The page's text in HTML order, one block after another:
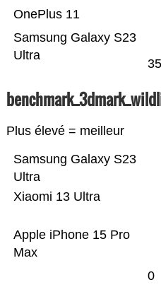
Samsung Galaxy S23
Ultra
OnePlus 11
Plus élevé = meilleur
Apple iPhone 15 Pro
Max
Xiaomi 13 Ultra
Samsung Galaxy S23
Ultra
0